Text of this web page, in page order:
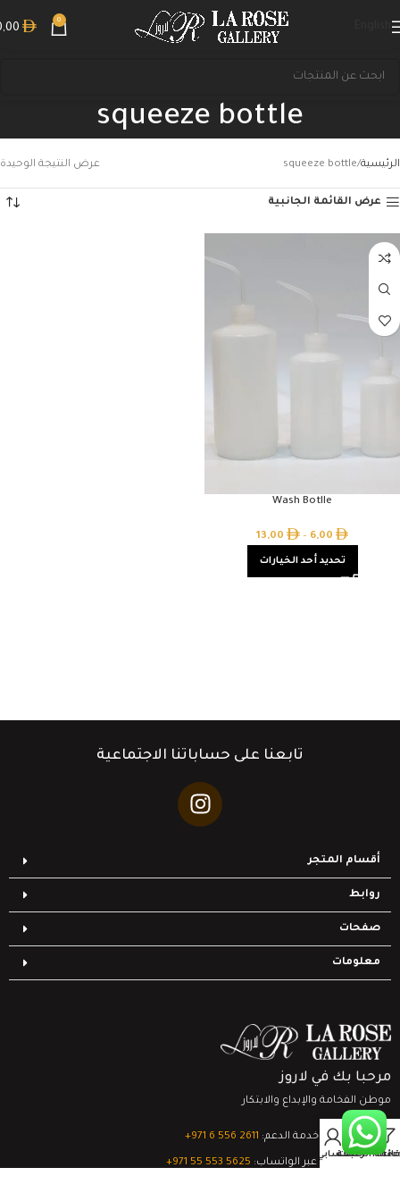
0
squeeze bottle
الرئيسية squeeze bottle عرض النتيجة الوحيدة
عرض القائمة الجانبية
Wash Botlle
6,00
–
13,00
تحديد أحد الخيارات
تابعنا على حساباتنا الاجتماعية
أقسام المتجر
روابط
صفحات
معلومات
مرحبا بك في لاروز
موطن الفخامة والإبداع والابتكار
تواصل مع خدمة الدعم: ‎+971 6 556 2611
الدعم الفني عبر الواتساب: ‎+971 55 553 5625
قائمة الرغبات
0
السلةحسابي